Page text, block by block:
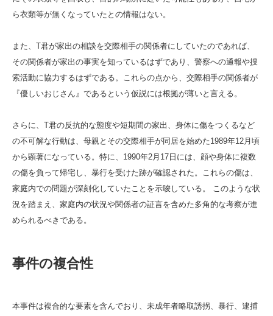
ら衣類等が無くなっていたとの情報はない。
また、T君が家出の相談を交際相手の関係者にしていたのであれば、
その関係者が家出の事実を知っているはずであり、警察への通報や捜
索活動に協力するはずである。これらの点から、交際相手の関係者が
『優しいおじさん』であるという仮説には根拠が薄いと言える。
さらに、T君の反抗的な態度や短期間の家出、身体に傷をつくるなど
の不可解な行動は、母親とその交際相手が同居を始めた1989年12月頃
から顕著になっている。特に、1990年2月17日には、顔や身体に複数
の傷を負って帰宅し、暴行を受けた跡が確認された。これらの傷は、
家庭内での問題が深刻化していたことを示唆している。 このような状
況を踏まえ、家庭内の状況や関係者の証言を含めた多角的な考察が進
められるべきである。
事件の複合性
本事件は複合的な要素を含んでおり、未成年者略取誘拐、暴行、逮捕